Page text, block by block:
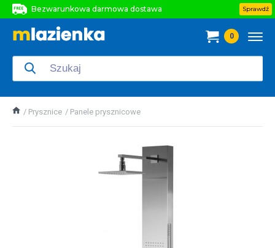
Bezwarunkowa darmowa dostawa
Bezwarunkowa darmowa dostawa
Sprawdź
0
Prysznice Panele prysznicowe